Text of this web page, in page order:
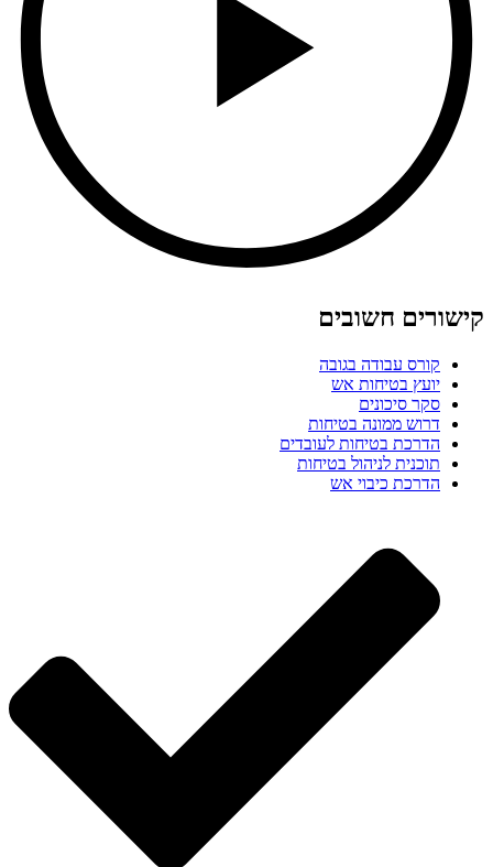
קישורים חשובים
קורס עבודה בגובה
יועץ בטיחות אש
סקר סיכונים
דרוש ממונה בטיחות
הדרכת בטיחות לעובדים
תוכנית לניהול בטיחות
הדרכת כיבוי אש